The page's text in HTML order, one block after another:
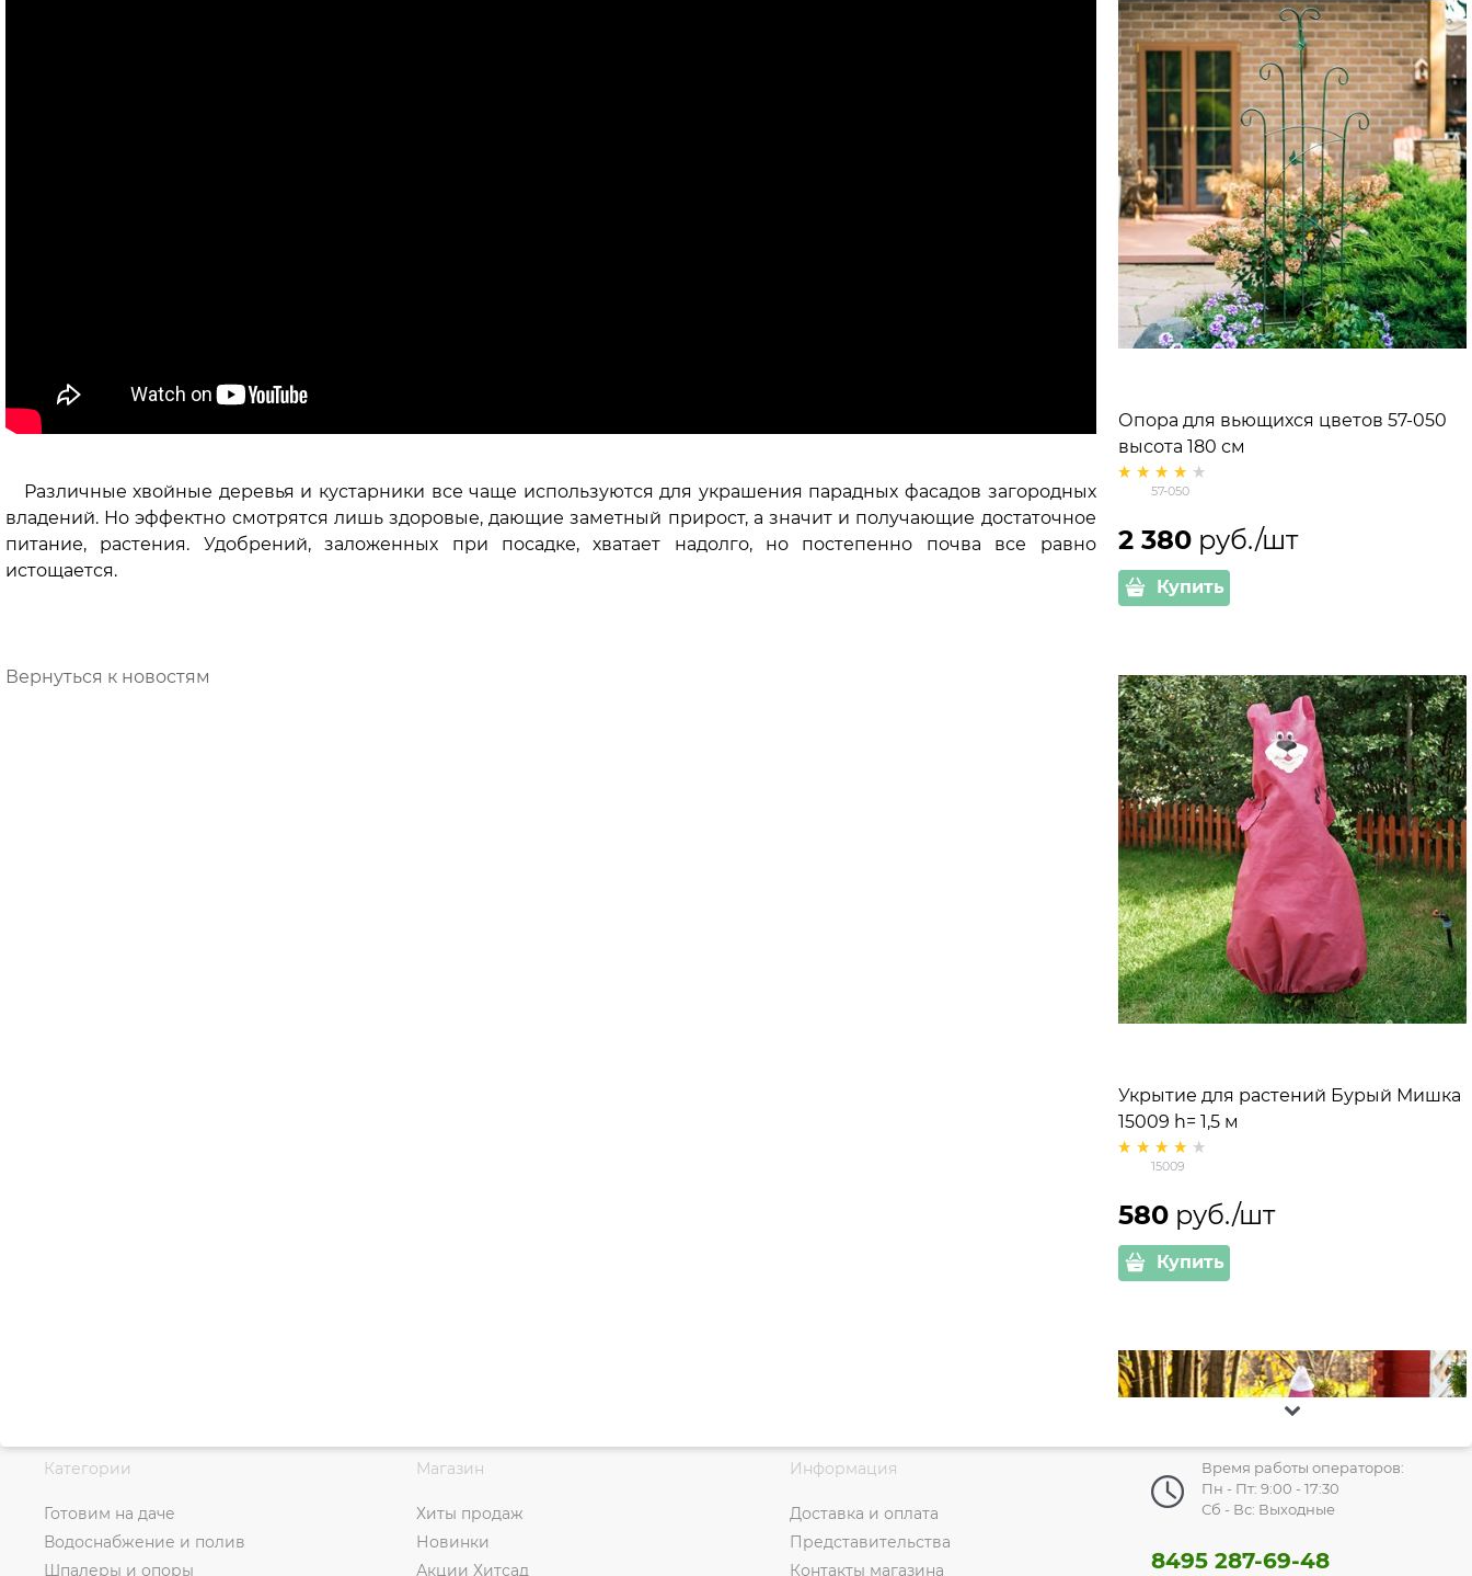
Различные хвойные деревья и кустарники все чаще используются для украшения парадных фасадов загородных
владений. Но эффектно смотрятся лишь здоровые, дающие заметный прирост, а значит и получающие достаточное
питание, растения. Удобрений, заложенных при посадке, хватает надолго, но постепенно почва все равно
истощается.
Вернуться к новостям
Опора для вьющихся цветов 57-050
высота 180 см
57-050
2 380 руб./шт
Купить
Укрытие для растений Бурый Мишка
15009 h= 1,5 м
15009
580 руб./шт
Купить
Категории
Готовим на даче
Водоснабжение и полив
Шпалеры и опоры
Магазин
Хиты продаж
Новинки
Акции Хитсад
Информация
Доставка и оплата
Представительства
Контакты магазина
Время работы операторов:
Пн - Пт: 9:00 - 17:30
Сб - Вс: Выходные
8495 287-69-48